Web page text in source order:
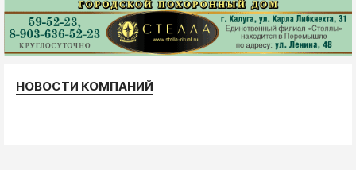
НОВОСТИ КОМПАНИЙ